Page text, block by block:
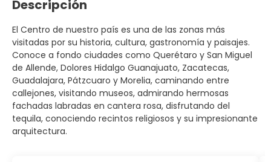
Descripción
El Centro de nuestro país es una de las zonas más
visitadas por su historia, cultura, gastronomía y paisajes.
Conoce a fondo ciudades como Querétaro y San Miguel
de Allende, Dolores Hidalgo Guanajuato, Zacatecas,
Guadalajara, Pátzcuaro y Morelia, caminando entre
callejones, visitando museos, admirando hermosas
fachadas labradas en cantera rosa, disfrutando del
tequila, conociendo recintos religiosos y su impresionante
arquitectura.